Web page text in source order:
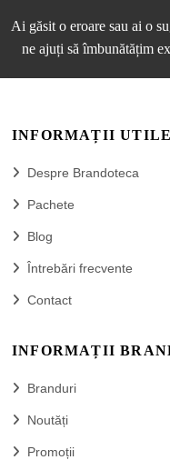
Ai găsit o eroare sau ai o
ne ajuți să îmbunătățim
INFORMAȚII UTILE
Despre Brandoteca
Pachete
Blog
Întrebări frecvente
Contact
INFORMAȚII
Branduri
Noutăți
Promoții